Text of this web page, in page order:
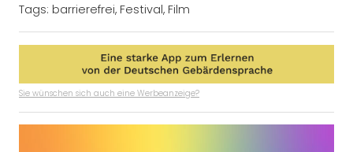
Tags: barrierefrei, Festival, Film
Sie wünschen sich auch eine Werbeanzeige?